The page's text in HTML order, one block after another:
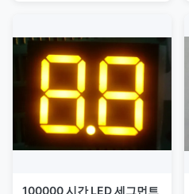
100000 시간 LED 세그먼트